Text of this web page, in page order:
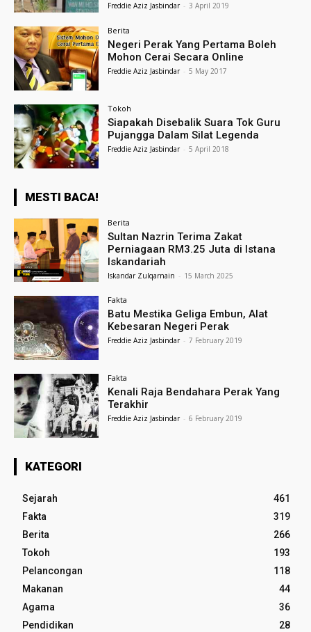
Freddie Aziz Jasbindar - 3 April 2019
Berita
Negeri Perak Yang Pertama Boleh
Mohon Cerai Secara Online
Freddie Aziz Jasbindar - 5 May 2017
Tokoh
Siapakah Disebalik Suara Tok Guru
Pujangga Dalam Silat Legenda
Freddie Aziz Jasbindar - 5 April 2018
MESTI BACA!
Berita
Sultan Nazrin Terima Zakat
Perniagaan RM3.25 Juta di Istana
Iskandariah
Iskandar Zulqarnain - 15 March 2025
Fakta
Batu Mestika Geliga Embun, Alat
Kebesaran Negeri Perak
Freddie Aziz Jasbindar - 7 February 2019
Fakta
Kenali Raja Bendahara Perak Yang
Terakhir
Freddie Aziz Jasbindar - 6 February 2019
KATEGORI
Sejarah
461
Fakta
319
Berita
266
Tokoh
193
Pelancongan
118
Makanan
44
Agama
36
Pendidikan
28